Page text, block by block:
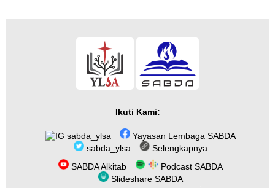
Ikuti Kami:
sabda_ylsa
Yayasan Lembaga SABDA
sabda_ylsa
Selengkapnya
SABDA Alkitab
Podcast SABDA
Slideshare SABDA